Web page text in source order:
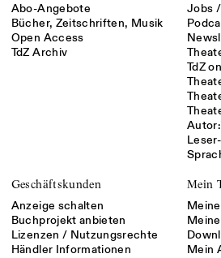
Abo-Angebote
Bücher, Zeitschriften, Musik
Open Access
TdZ Archiv
Jobs
TdZ
Geschäftskunden
Anzeige schalten
Buchprojekt anbieten
Lizenzen / Nutzungsrechte
Händler Informationen
Mein
Mein